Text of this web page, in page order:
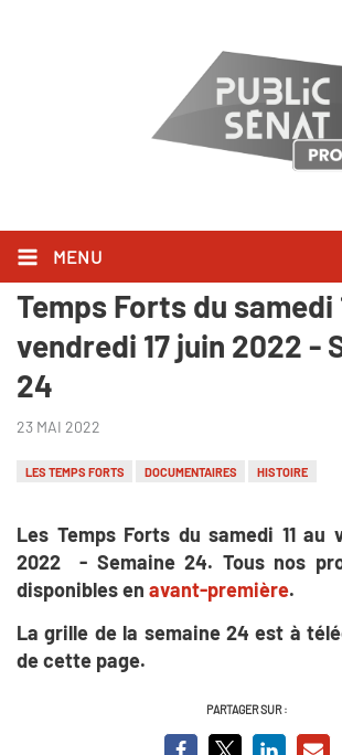
MENU
"L'odyssée des plages" -
Temps Forts du samedi
vendredi 17 juin 2022 -
24
23 MAI 2022
LES TEMPS FORTS DOCUMENTAIRES HISTOIRE
Les Temps Forts du samedi 11 au
2022 - Semaine 24. Tous nos
disponibles en avant-première.
La grille de la semaine 24 est à
de cette page.
PARTAGER SUR :